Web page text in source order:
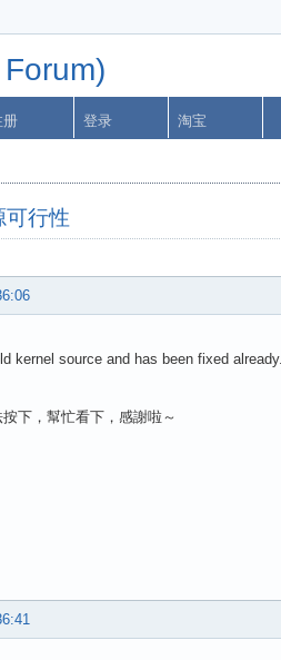
册 登录 淘宝
可行性
kernel source and has been fixed already.
下，幫忙看下，感謝啦～